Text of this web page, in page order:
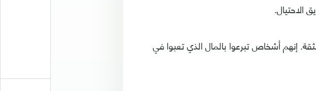
إنهم أشخاص تبرعوا بالمال الذي تعبوا في